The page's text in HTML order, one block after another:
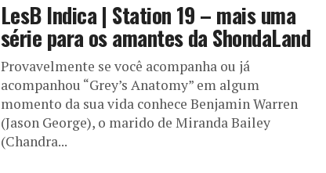
LesB Indica | Station 19 – mais uma
série para os amantes da ShondaLand
Provavelmente se você acompanha ou já
acompanhou “Grey’s Anatomy” em algum
momento da sua vida conhece Benjamin Warren
(Jason George), o marido de Miranda Bailey
(Chandra...